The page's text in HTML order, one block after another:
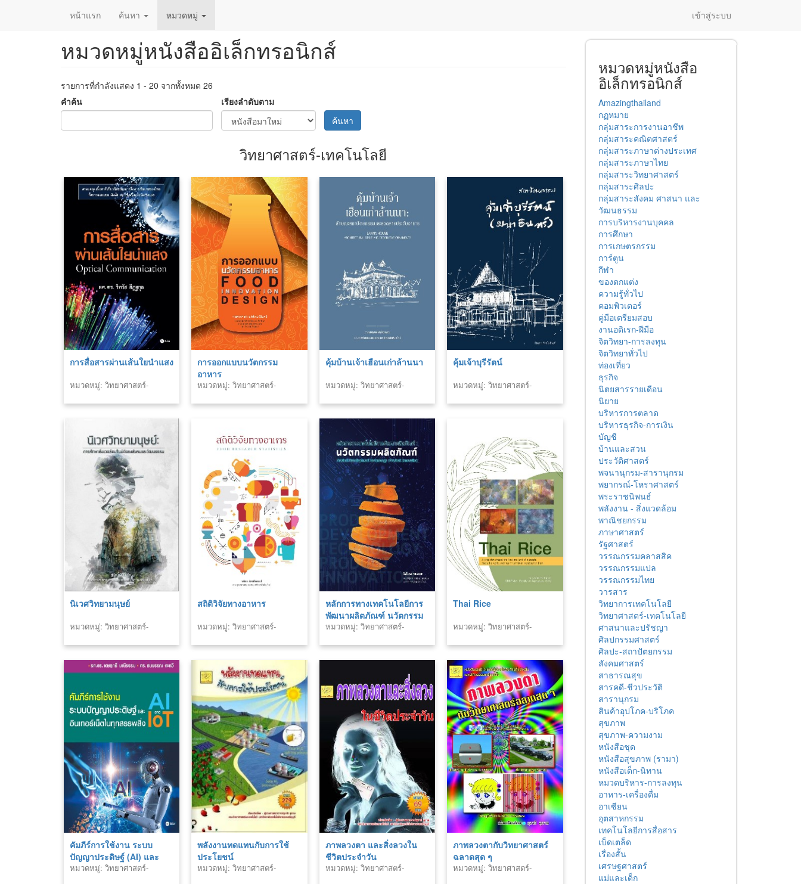
หน้าแรก ค้นหา หมวดหมู่ เข้าสู่ระบบ
หมวดหมู่หนังสืออิเล็กทรอนิกส์
รายการที่กำลังแสดง 1 - 20 จากทั้งหมด 26
คำค้น
เรียงลำดับตาม
ค้นหา
วิทยาศาสตร์-เทคโนโลยี
การสื่อสารผ่านเส้นใยนำแสง
หมวดหมู่: วิทยาศาสตร์-
การออกแบบนวัตกรรม
อาหาร
หมวดหมู่: วิทยาศาสตร์-
คุ้มบ้านเจ้าเฮือนเก่าล้านนา
หมวดหมู่: วิทยาศาสตร์-
คุ้มเจ้าบุรีรัตน์
หมวดหมู่: วิทยาศาสตร์-
นิเวศวิทยามนุษย์
หมวดหมู่: วิทยาศาสตร์-
สถิติวิจัยทางอาหาร
หมวดหมู่: วิทยาศาสตร์-
หลักการทางเทคโนโลยีการ
พัฒนาผลิตภัณฑ์ นวัตกรรม
ผลิตภัณฑ์ สาขาวิทย์-เทคโน
หมวดหมู่: วิทยาศาสตร์-
Thai Rice
หมวดหมู่: วิทยาศาสตร์-
คัมภีร์การใช้งาน ระบบ
ปัญญาประดิษฐ์ (AI) และ
อินเทอร์เน็ตในทุกสรรพสิ่ง
หมวดหมู่: วิทยาศาสตร์-
พลังงานทดแทนกับการใช้
ประโยชน์
หมวดหมู่: วิทยาศาสตร์-
ภาพลวงตา และสิ่งลวงใน
ชีวิตประจำวัน
หมวดหมู่: วิทยาศาสตร์-
ภาพลวงตากับวิทยาศาสตร์
ฉลาดสุด ๆ
หมวดหมู่: วิทยาศาสตร์-
หมวดหมู่หนังสือ
อิเล็กทรอนิกส์
Amazingthailand
กฏหมาย
กลุ่มสาระการงานอาชีพ
กลุ่มสาระคณิตศาสตร์
กลุ่มสาระภาษาต่างประเทศ
กลุ่มสาระภาษาไทย
กลุ่มสาระวิทยาศาสตร์
กลุ่มสาระศิลปะ
กลุ่มสาระสังคม ศาสนา และ
วัฒนธรรม
การบริหารงานบุคคล
การศึกษา
การเกษตรกรรม
การ์ตูน
กีฬา
ของตกแต่ง
ความรู้ทั่วไป
คอมพิวเตอร์
คู่มือเตรียมสอบ
งานอดิเรก-ฝีมือ
จิตวิทยา-การลงทุน
จิตวิทยาทั่วไป
ท่องเที่ยว
ธุรกิจ
นิตยสารรายเดือน
นิยาย
บริหารการตลาด
บริหารธุรกิจ-การเงิน
บัญชี
บ้านและสวน
ประวัติศาสตร์
พจนานุกรม-สารานุกรม
พยากรณ์-โหราศาสตร์
พระราชนิพนธ์
พลังงาน - สิ่งแวดล้อม
พาณิชยกรรม
ภาษาศาสตร์
รัฐศาสตร์
วรรณกรรมคลาสสิค
วรรณกรรมแปล
วรรณกรรมไทย
วารสาร
วิทยาการเทคโนโลยี
วิทยาศาสตร์-เทคโนโลยี
ศาสนาและปรัชญา
ศิลปกรรมศาสตร์
ศิลปะ-สถาปัตยกรรม
สังคมศาสตร์
สาธารณสุข
สารคดี-ชีวประวัติ
สารานุกรม
สินค้าอุปโภค-บริโภค
สุขภาพ
สุขภาพ-ความงาม
หนังสือชุด
หนังสือสุขภาพ (รามา)
หนังสือเด็ก-นิทาน
หมวดบริหาร-การลงทุน
อาหาร-เครื่องดื่ม
อาเซียน
อุตสาหกรรม
เทคโนโลยีการสื่อสาร
เบ็ดเตล็ด
เรื่องสั้น
เศรษฐศาสตร์
แม่และเด็ก